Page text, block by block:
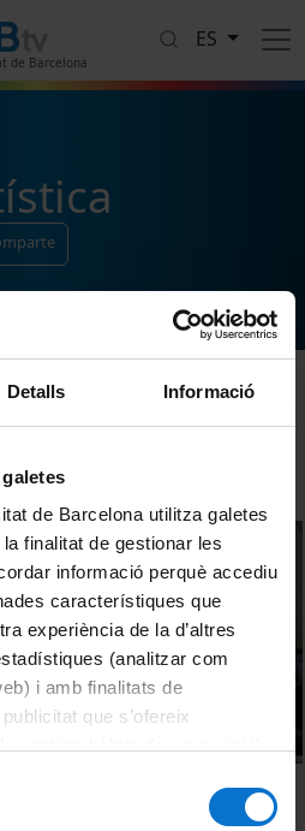
Detalls Informació
de Barcelona utilitza galetes
finalitat de gestionar les
informació perquè accediu
característiques que
experiència de la d’altres
(analitzar com
i amb finalitats de
que s’ofereix
del lloc web de la
de Barcelona
ES
Artística. Facultat de Belles